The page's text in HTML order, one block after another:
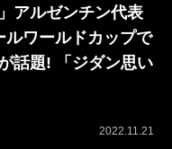
アルゼンチン代表
ルワールドカップで
話題! 「ジダン思い
2022.11.21